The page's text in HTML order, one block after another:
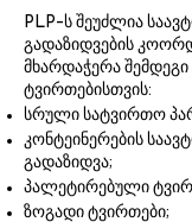
PLP-ს შეუძლია
გადაზიდვების
მხარდაჭერა შემდეგი
ტვირთებისთვის:
სრული სატვირთო
კონტეინერების
გადაზიდვა;
პალეტირებული
ზოგადი ტვირთები;